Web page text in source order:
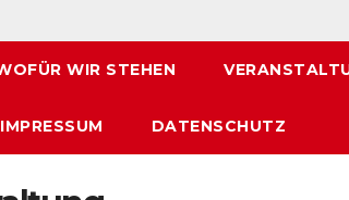
WIR STEHEN
IMPRESSUM DATENSCHUTZ